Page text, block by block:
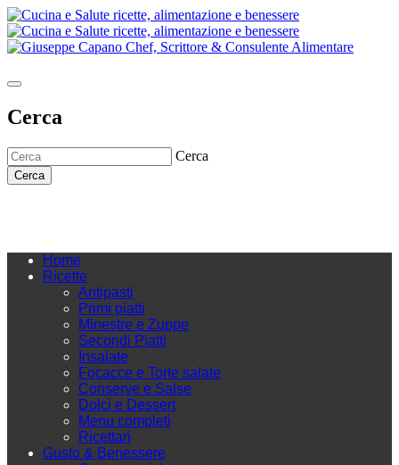
Cerca
Cerca
Cerca
Home
Ricette
Antipasti
Primi piatti
Minestre e Zuppe
Secondi Piatti
Insalate
Focacce e Torte salate
Conserve e Salse
Dolci e Dessert
Menu completi
Ricettari
Gusto & Benessere